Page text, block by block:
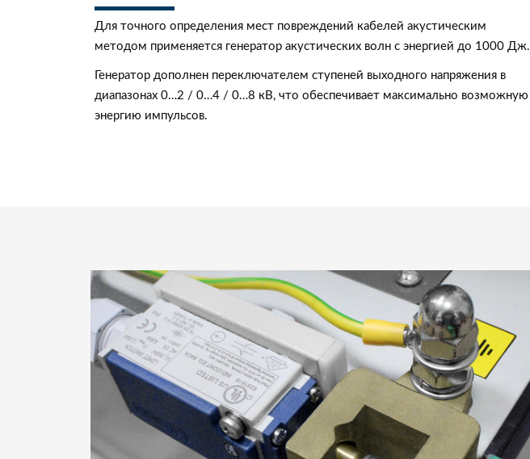
Для точного определения мест повреждений кабелей акустическим
методом применяется генератор акустических волн с энергией до 1000 Дж.
Генератор дополнен переключателем ступеней выходного напряжения в
диапазонах 0…2 / 0…4 / 0…8 кВ, что обеспечивает максимально возможную
энергию импульсов.